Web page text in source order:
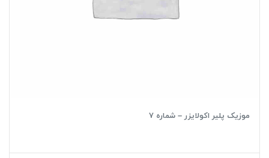
موزیک پلیر اکولایزر – شماره 7